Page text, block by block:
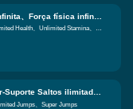
Modificador-Suporte Vida infinita、Força física infinita、Espírito ilimitado Funções iguais
Crimson Desert trainer - supports Unlimited Health、Unlimited Stamina、Unlimited Spirit
Human: Fall FlatModificador-Suporte Saltos ilimitados、Super saltos Funções iguais
Jumps、Super Jumps